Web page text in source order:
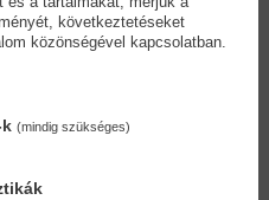
ruhák hamarosan Párizs
mellette áll abban, hogy
az életrajzi ihletésű
megalapításáról és
következtetéseket
közönségével kapcsolatban.
(mindig szükséges)